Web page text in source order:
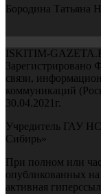
Бородина Татьяна
ISKITIM-
Зарегистрировано
связи,
коммуникаций
30.04.2021г.
Учредитель ГАУ
Сибирь»
При полном или
опубликованных на
активная